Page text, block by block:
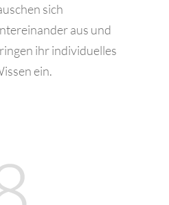
sich
aus und
ihr individuelles
ein.